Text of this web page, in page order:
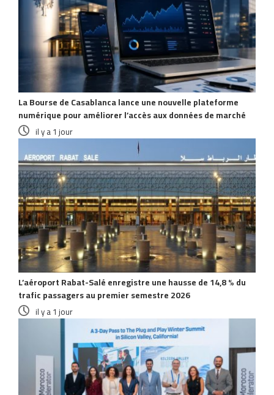
La Bourse de Casablanca lance une nouvelle plateforme
numérique pour améliorer l’accès aux données de marché
il y a 1 jour
L’aéroport Rabat-Salé enregistre une hausse de 14,8 % du
trafic passagers au premier semestre 2026
il y a 1 jour